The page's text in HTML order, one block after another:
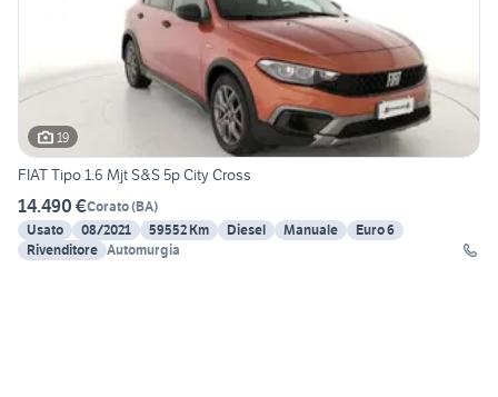
19
FIAT Tipo 1.6 Mjt S&S 5p City Cross
14.490 €Corato(BA)
Usato
08/2021 59552 Km Diesel Manuale
Euro 6
Rivenditore Automurgia